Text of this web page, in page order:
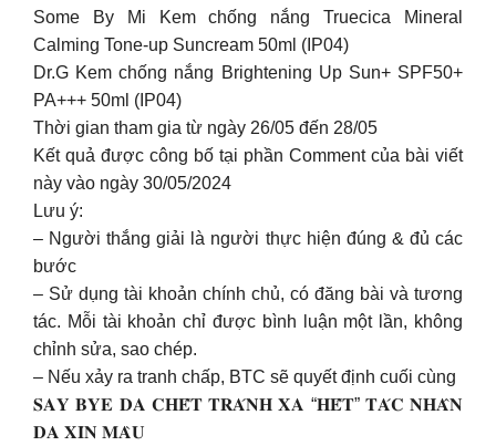
Some By Mi Kem chống nắng Truecica Mineral
Calming Tone-up Suncream 50ml (IP04)
Dr.G Kem chống nắng Brightening Up Sun+ SPF50+
PA+++ 50ml (IP04)
Thời gian tham gia từ ngày 26/05 đến 28/05
Kết quả được công bố tại phần Comment của bài viết
này vào ngày 30/05/2024
Lưu ý:
– Người thắng giải là người thực hiện đúng & đủ các
bước
– Sử dụng tài khoản chính chủ, có đăng bài và tương
tác. Mỗi tài khoản chỉ được bình luận một lần, không
chỉnh sửa, sao chép.
– Nếu xảy ra tranh chấp, BTC sẽ quyết định cuối cùng
𝐒𝐀𝐘 𝐁𝐘𝐄 𝐃𝐀 𝐂𝐇𝐄̂́𝐓 𝐓𝐑𝐀́𝐍𝐇 𝐗𝐀 “𝐇𝐄̂́𝐓” 𝐓𝐀́𝐂 𝐍𝐇𝐀̂𝐍
𝐃𝐀 𝐗𝐈̉𝐍 𝐌𝐀̀𝐔